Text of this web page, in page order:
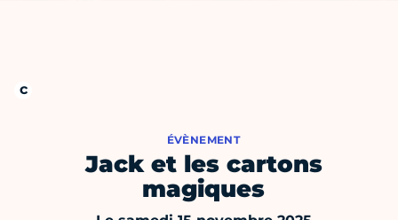
ÉVÈNEMENT
Jack et les cartons
magiques